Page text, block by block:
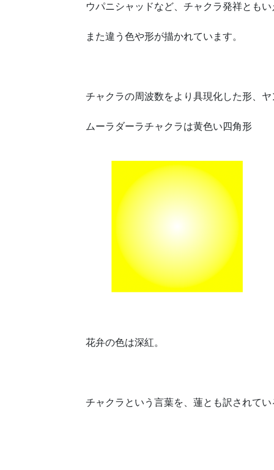
ウパニシャッドなど、チャクラ発祥とも
また違う色や形が描かれています。
チャクラの周波数をより具現化した形、
ムーラダーラチャクラは黄色い四角形
花弁の色は深紅。
チャクラという言葉を、蓮とも訳されて